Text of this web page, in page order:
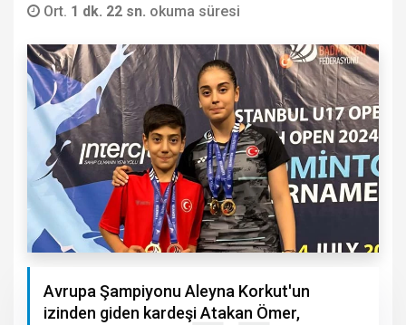
Ort. 1 dk. 22 sn. okuma süresi
Avrupa Şampiyonu Aleyna Korkut'un
izinden giden kardeşi Atakan Ömer,